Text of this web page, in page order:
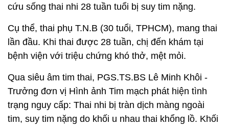
cứu sống thai nhi 28 tuần tuổi bị suy tim nặng.
Cụ thể, thai phụ T.N.B (30 tuổi, TPHCM), mang thai
lần đầu. Khi thai được 28 tuần, chị đến khám tại
bệnh viện với triệu chứng khó thở, mệt mỏi.
Qua siêu âm tim thai, PGS.TS.BS Lê Minh Khôi -
Trưởng đơn vị Hình ảnh Tim mạch phát hiện tình
trạng nguy cấp: Thai nhi bị tràn dịch màng ngoài
tim, suy tim nặng do khối u nhau thai khổng lồ. Khối